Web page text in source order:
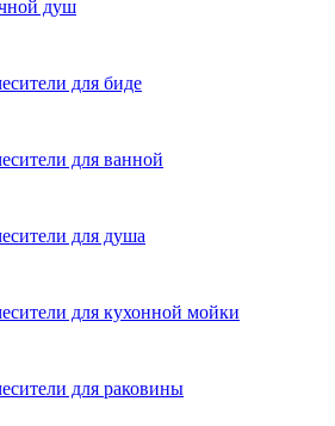
душ
для биде
для ванной
для душа
для кухонной мойки
для раковины